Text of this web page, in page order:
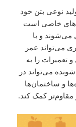
نوعی بتن خود
خاصی است
می‌شوند و با
می‌تواند عمر
تعمیرات را به
می‌تواند در
و ساختمان‌ها
مقاوم‌تر کمک کند.